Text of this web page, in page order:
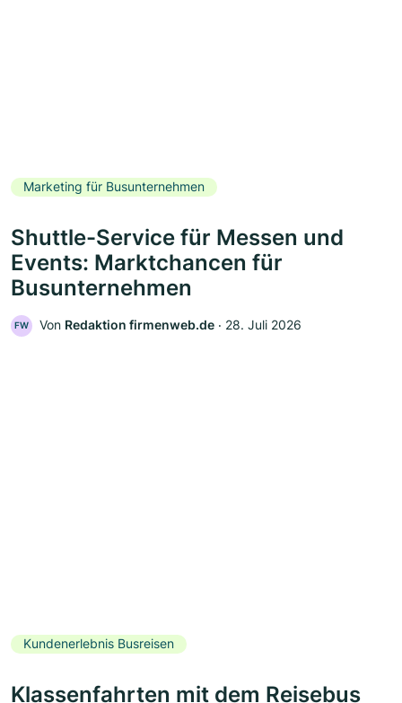
Marketing für Busunternehmen
Shuttle-Service für Messen und
Events: Marktchancen für
Busunternehmen
FW Von Redaktion firmenweb.de ‧ 28. Juli 2026
Kundenerlebnis Busreisen
Klassenfahrten mit dem Reisebus